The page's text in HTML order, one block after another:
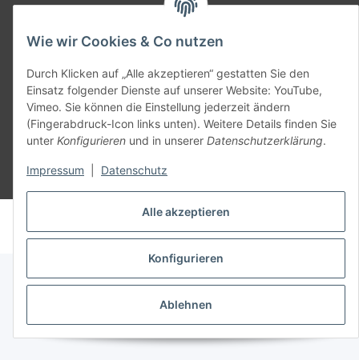
Alle akzeptieren
Konfigurieren
Ablehnen
Wie wir Cookies & Co nutzen
Durch Klicken auf „Alle akzeptieren“ gestatten Sie den
Einsatz folgender Dienste auf unserer Website: YouTube,
Vimeo. Sie können die Einstellung jederzeit ändern
(Fingerabdruck-Icon links unten). Weitere Details finden Sie
unter Konfigurieren und in unserer Datenschutzerklärung.
Impressum Datenschutz
SmoliTec - Safety. Simplified. Worldwide. ( B2B Shop )
Vertrag widerrufen
* Alle Preise inkl. gesetzlicher USt., zzgl.
© voltmaster.de
Powered byJTL-Shop